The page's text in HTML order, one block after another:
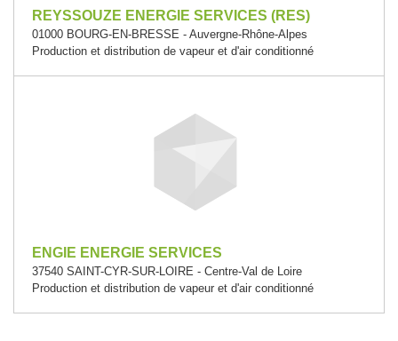
REYSSOUZE ENERGIE SERVICES (RES)
01000 BOURG-EN-BRESSE - Auvergne-Rhône-Alpes
Production et distribution de vapeur et d'air conditionné
ENGIE ENERGIE SERVICES
37540 SAINT-CYR-SUR-LOIRE - Centre-Val de Loire
Production et distribution de vapeur et d'air conditionné